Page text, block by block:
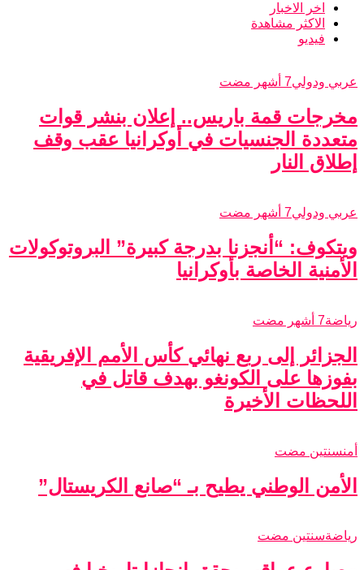
اخر الاخبار
الاكثر مشاهدة
فيديو
عربي ودولي7 أشهر مضت
مخرجات قمة باريس.. إعلان بنشر قوات
متعددة الجنسيات في أوكرانيا عقب وقف
إطلاق النار
عربي ودولي7 أشهر مضت
ويتكوف: “أنجزنا بدرجة كبيرة” البروتوكولات
الأمنية الخاصة بأوكرانيا
رياضة7 أشهر مضت
الجزائر إلى ربع نهائي كأس الأمم الإفريقية
بفوزها على الكونغو بهدف قاتل في
اللحظات الأخيرة
أمنسنتين مضت
الأمن الوطني يطيح بـ “صانع الكريستال”
رياضةسنتين مضت